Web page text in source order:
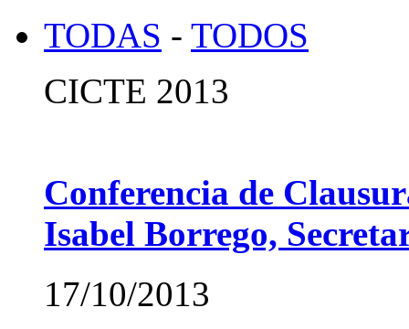
TODAS - TODOS
CICTE 2013
Conferencia de
Isabel Borrego,
17/10/2013